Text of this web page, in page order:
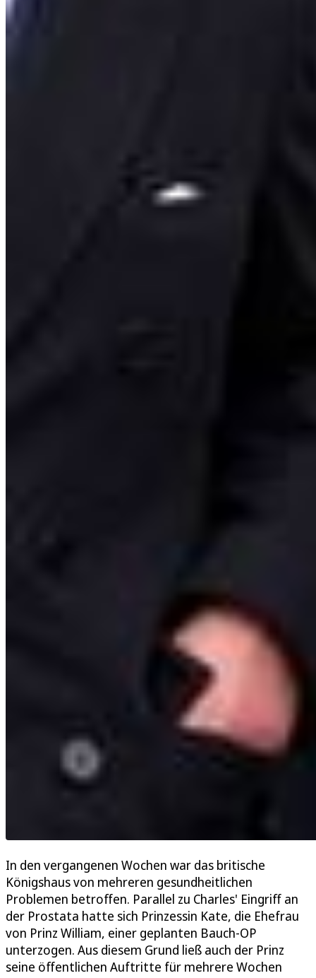
In den vergangenen Wochen war das britische
Königshaus von mehreren gesundheitlichen
Problemen betroffen. Parallel zu Charles' Eingriff an
der Prostata hatte sich Prinzessin Kate, die Ehefrau
von Prinz William, einer geplanten Bauch-OP
unterzogen. Aus diesem Grund ließ auch der Prinz
seine öffentlichen Auftritte für mehrere Wochen